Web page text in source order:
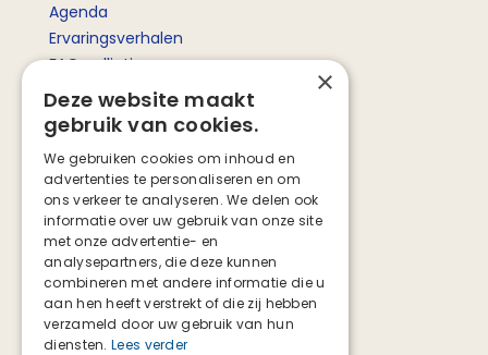
Agenda
Ervaringsverhalen
FAQ palliatieve zorg
Betekenis palliatieve zorg
Social media
Facebook
Instagram
TikTok
×
Deze website maakt
gebruik van cookies.
We gebruiken cookies om inhoud en
advertenties te personaliseren en om
ons verkeer te analyseren. We delen ook
informatie over uw gebruik van onze site
met onze advertentie- en
analysepartners, die deze kunnen
combineren met andere informatie die u
aan hen heeft verstrekt of die zij hebben
verzameld door uw gebruik van hun
diensten. Lees verder